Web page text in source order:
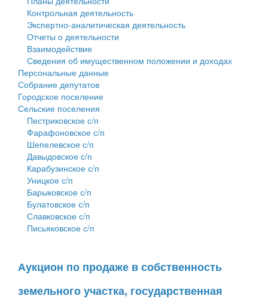
Городское поселение
Сельские поселения
Контрольная деятельность
Экспертно-аналитическая деятельность
Отчеты о деятельности
Взаимодействие
Сведения об имущественном положении и доходах
Персональные данные
Собрание депутатов
Городское поселение
Сельские поселения
Пестриковское с/п
Фарафоновское с/п
Шепелевское с/п
Давыдовское с/п
Карабузинское с/п
Уницкое с/п
Барыковское с/п
Булатовское с/п
Славковское с/п
Письяковское с/п
Аукцион по продаже в собственность
земельного участка, государственная